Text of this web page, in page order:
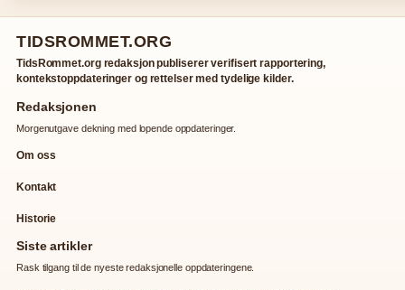
TIDSROMMET.ORG
TidsRommet.org redaksjon publiserer verifisert rapportering,
kontekstoppdateringer og rettelser med tydelige kilder.
Redaksjonen
Morgenutgave dekning med lopende oppdateringer.
Om oss
Kontakt
Historie
Siste artikler
Rask tilgang til de nyeste redaksjonelle oppdateringene.